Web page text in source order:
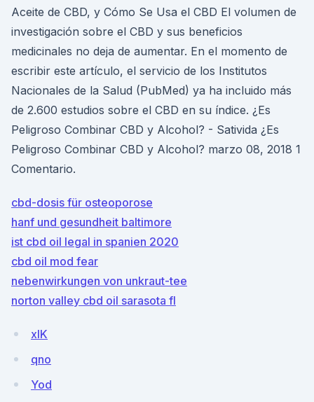
Aceite de CBD, y Cómo Se Usa el CBD El volumen de
investigación sobre el CBD y sus beneficios
medicinales no deja de aumentar. En el momento de
escribir este artículo, el servicio de los Institutos
Nacionales de la Salud (PubMed) ya ha incluido más
de 2.600 estudios sobre el CBD en su índice. ¿Es
Peligroso Combinar CBD y Alcohol? - Sativida ¿Es
Peligroso Combinar CBD y Alcohol? marzo 08, 2018 1
Comentario.
cbd-dosis für osteoporose
hanf und gesundheit baltimore
ist cbd oil legal in spanien 2020
cbd oil mod fear
nebenwirkungen von unkraut-tee
norton valley cbd oil sarasota fl
xIK
qno
Yod